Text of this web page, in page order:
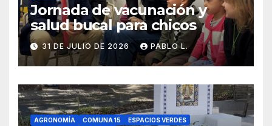
Jornada de vacunación y
salud bucal para chicos
31 DE JULIO DE 2026 PABLO L.
AGRONOMÍA COMUNA 15
ESPACIOS VERDES